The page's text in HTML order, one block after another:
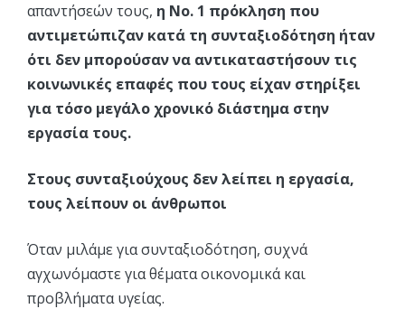
απαντήσεών τους, η Νο. 1 πρόκληση που
αντιμετώπιζαν κατά τη συνταξιοδότηση ήταν
ότι δεν μπορούσαν να αντικαταστήσουν τις
κοινωνικές επαφές που τους είχαν στηρίξει
για τόσο μεγάλο χρονικό διάστημα στην
εργασία τους.
Στους συνταξιούχους δεν λείπει η εργασία,
τους λείπουν οι άνθρωποι
Όταν μιλάμε για συνταξιοδότηση, συχνά
αγχωνόμαστε για θέματα οικονομικά και
προβλήματα υγείας.